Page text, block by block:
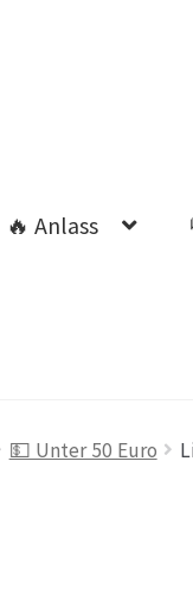
🔥 Anlass
Impressum Keine
💵 Unter 50 Euro